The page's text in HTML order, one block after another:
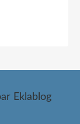
Eklablog